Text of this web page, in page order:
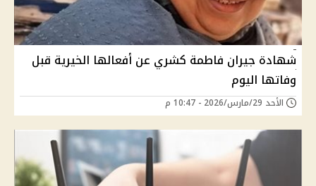
شهادة جيران فاطمة كشري عن أفعالها الخيرية قبل
وفاتها اليوم
الأحد 29/مارس/2026 - 10:47 م